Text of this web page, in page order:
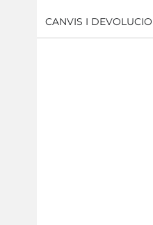
CANVIS I